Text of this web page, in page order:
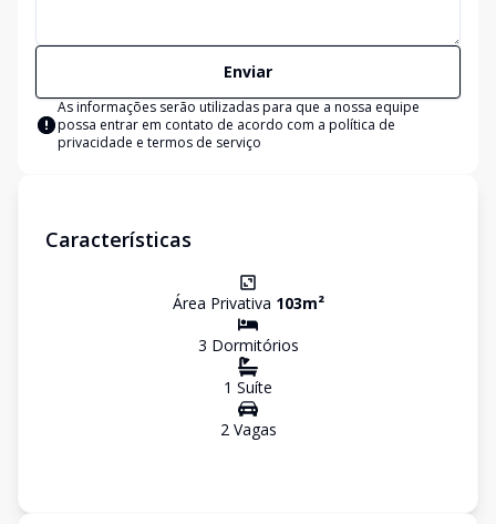
Enviar
As informações serão utilizadas para que a nossa equipe
possa entrar em contato de acordo com a política de
privacidade e termos de serviço
Características
Área Privativa 103m²
3 Dormitórios
1 Suíte
2Vagas